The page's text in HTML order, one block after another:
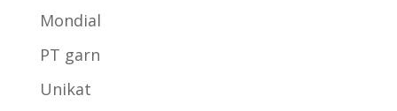
Mondial
PT garn
Unikat